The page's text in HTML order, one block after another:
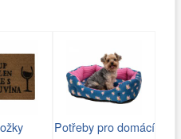
Potřeby pro domácí